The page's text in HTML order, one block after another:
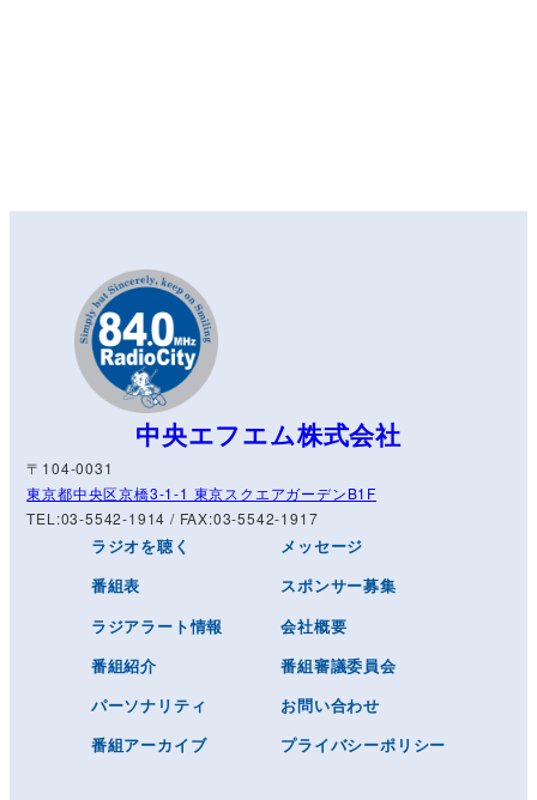
中央エフエム株式会社
〒104-0031
東京都中央区京橋3-1-1 東京スクエアガーデンB1F
TEL:03-5542-1914 / FAX:03-5542-1917
ラジオを聴く
番組表
ラジアラート情報
番組紹介
パーソナリティ
番組アーカイブ
メッセージ
スポンサー募集
会社概要
番組審議委員会
お問い合わせ
プライバシーポリシー